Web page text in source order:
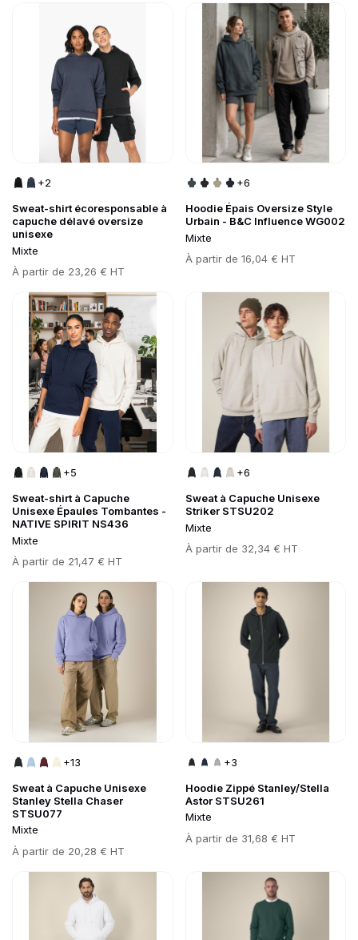
Sweat-shirt écoresponsable à
capuche délavé oversize
unisexe
Mixte
Prix
À partir de 23,26 € HT
+2
Hoodie Épais Oversize Style
Urbain - B&C Influence WG002
Mixte
Prix
À partir de 16,04 € HT
+6
Go to product page
Sweat-shirt à Capuche
Unisexe Épaules Tombantes -
NATIVE SPIRIT NS436
Mixte
Prix
À partir de 21,47 € HT
+5
Go to product page
Sweat à Capuche Unisexe
Striker STSU202
Mixte
Prix
À partir de 32,34 € HT
+6
Go to product page
Sweat à Capuche Unisexe
Stanley Stella Chaser
STSU077
Mixte
Prix
À partir de 20,28 € HT
+13
Go to product page
Hoodie Zippé Stanley/Stella
Astor STSU261
Mixte
Prix
À partir de 31,68 € HT
+3
Go to product page
Go to product page Go to product page